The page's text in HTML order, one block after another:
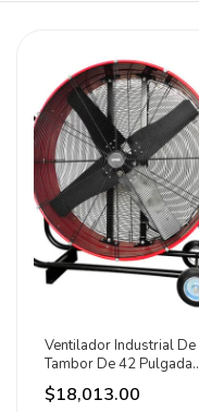
Ventilador Industrial De
Tambor De 42 Pulgadas
450 W Urrea 1.067 M 60
Hz Rojo Negro Aluminio
$18,013.00